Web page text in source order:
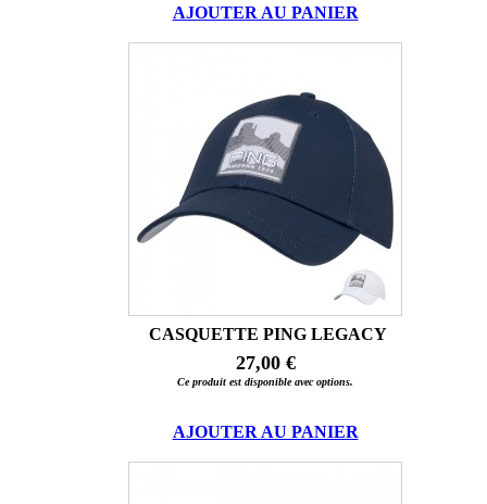
AJOUTER AU PANIER
CASQUETTE PING LEGACY
27,00 €
Ce produit est disponible avec options.
AJOUTER AU PANIER